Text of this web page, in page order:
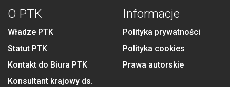
O PTK
Władze PTK
Statut PTK
Kontakt do Biura PTK
Konsultant krajowy ds.
Informacje
Polityka prywatności
Polityka cookies
Prawa autorskie